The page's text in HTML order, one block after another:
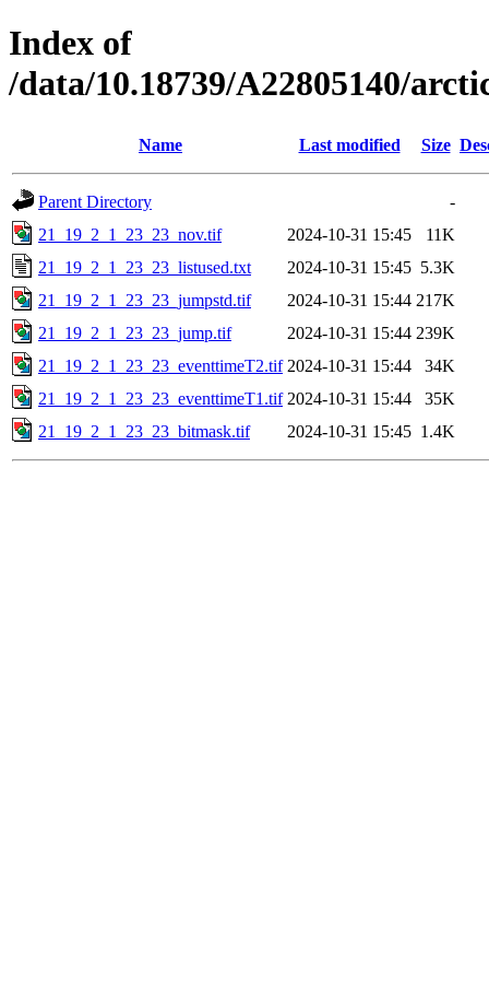
Index of
/data/10.18739/A22805140/
Name Last modified Size
Parent Directory
-
21_19_2_1_23_23_nov.tif
2024-10-31 15:45
11K
21_19_2_1_23_23_listused.txt
2024-10-31 15:45 5.3K
21_19_2_1_23_23_jumpstd.tif
2024-10-31 15:44 217K
21_19_2_1_23_23_jump.tif
2024-10-31 15:44 239K
21_19_2_1_23_23_eventtimeT2.tif 2024-10-31 15:44
34K
21_19_2_1_23_23_eventtimeT1.tif 2024-10-31 15:44
35K
21_19_2_1_23_23_bitmask.tif
2024-10-31 15:45 1.4K